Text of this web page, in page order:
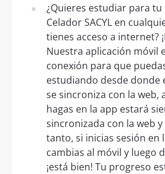
¿Quieres estudiar para tu
Celador SACYL en
tienes acceso a internet?
Nuestra aplicación móvil
conexión para que
estudiando desde donde
se sincroniza con la web,
hagas en la app estará
sincronizada con la web
tanto, si inicias sesión en
cambias al móvil y luego
¡está bien! Tu progreso